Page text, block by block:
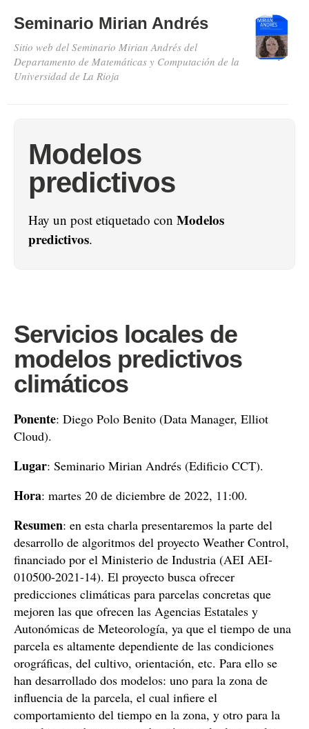
Seminario Mirian Andrés
Sitio web del Seminario Mirian Andrés del
Departamento de Matemáticas y Computación de la
Universidad de La Rioja
Modelos
predictivos
Hay un post etiquetado con Modelos
predictivos.
Servicios locales de
modelos predictivos
climáticos
Ponente: Diego Polo Benito (Data Manager, Elliot
Cloud).
Lugar: Seminario Mirian Andrés (Edificio CCT).
Hora: martes 20 de diciembre de 2022, 11:00.
Resumen: en esta charla presentaremos la parte del
desarrollo de algoritmos del proyecto Weather Control,
financiado por el Ministerio de Industria (AEI AEI-
010500-2021-14). El proyecto busca ofrecer
predicciones climáticas para parcelas concretas que
mejoren las que ofrecen las Agencias Estatales y
Autonómicas de Meteorología, ya que el tiempo de una
parcela es altamente dependiente de las condiciones
orográficas, del cultivo, orientación, etc. Para ello se
han desarrollado dos modelos: uno para la zona de
influencia de la parcela, el cual infiere el
comportamiento del tiempo en la zona, y otro para la